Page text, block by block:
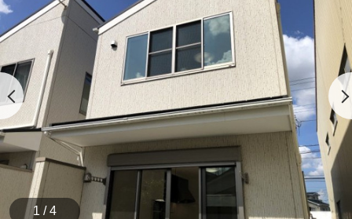
1 / 4